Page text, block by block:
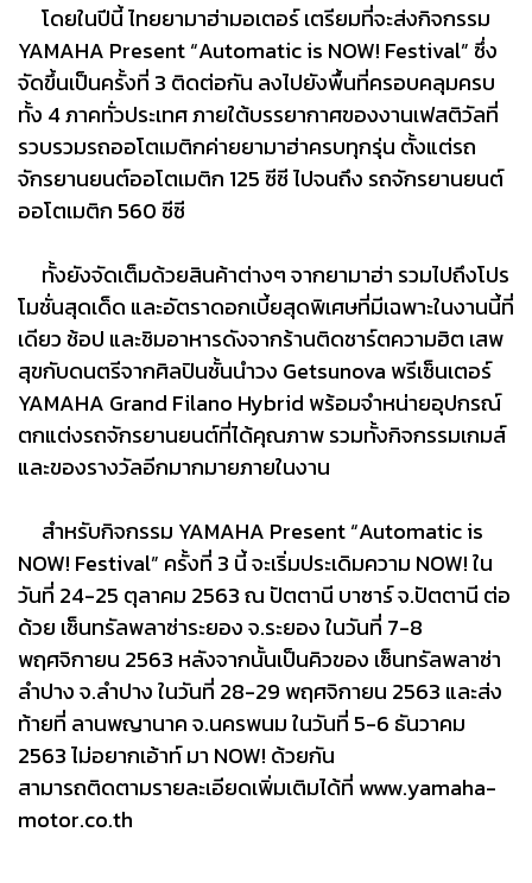
โดยในปีนี้ ไทยยามาฮ่ามอเตอร์ เตรียมที่จะส่งกิจกรรม
YAMAHA Present “Automatic is NOW! Festival” ซึ่ง
จัดขึ้นเป็นครั้งที่ 3 ติดต่อกัน ลงไปยังพื้นที่ครอบคลุมครบ
ทั้ง 4 ภาคทั่วประเทศ ภายใต้บรรยากาศของงานเฟสติวัลที่
รวบรวมรถออโตเมติกค่ายยามาฮ่าครบทุกรุ่น ตั้งแต่รถ
จักรยานยนต์ออโตเมติก 125 ซีซี ไปจนถึง รถจักรยานยนต์
ออโตเมติก 560 ซีซี
ทั้งยังจัดเต็มด้วยสินค้าต่างๆ จากยามาฮ่า รวมไปถึงโปร
โมชั่นสุดเด็ด และอัตราดอกเบี้ยสุดพิเศษที่มีเฉพาะในงานนี้ที่
เดียว ช้อป และชิมอาหารดังจากร้านติดชาร์ตความฮิต เสพ
สุขกับดนตรีจากศิลปินชั้นนำวง Getsunova พรีเซ็นเตอร์
YAMAHA Grand Filano Hybrid พร้อมจำหน่ายอุปกรณ์
ตกแต่งรถจักรยานยนต์ที่ได้คุณภาพ รวมทั้งกิจกรรมเกมส์
และของรางวัลอีกมากมายภายในงาน
สำหรับกิจกรรม YAMAHA Present “Automatic is
NOW! Festival” ครั้งที่ 3 นี้ จะเริ่มประเดิมความ NOW! ใน
วันที่ 24-25 ตุลาคม 2563 ณ ปัตตานี บาซาร์ จ.ปัตตานี ต่อ
ด้วย เซ็นทรัลพลาซ่าระยอง จ.ระยอง ในวันที่ 7-8
พฤศจิกายน 2563 หลังจากนั้นเป็นคิวของ เซ็นทรัลพลาซ่า
ลำปาง จ.ลำปาง ในวันที่ 28-29 พฤศจิกายน 2563 และส่ง
ท้ายที่ ลานพญานาค จ.นครพนม ในวันที่ 5-6 ธันวาคม
2563 ไม่อยากเอ้าท์ มา NOW! ด้วยกัน
สามารถติดตามรายละเอียดเพิ่มเติมได้ที่ www.yamaha-
motor.co.th